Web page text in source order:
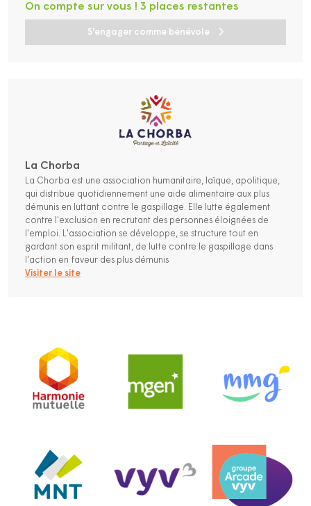
S'engager comme bénévole
On compte sur vous ! 3 places restantes
La Chorba
La Chorba est une association humanitaire, laïque, apolitique,
qui distribue quotidiennement une aide alimentaire aux plus
démunis en luttant contre le gaspillage. Elle lutte également
contre l'exclusion en recrutant des personnes éloignées de
l'emploi. L'association se développe, se structure tout en
gardant son esprit militant, de lutte contre le gaspillage dans
l'action en faveur des plus démunis
Visiter le site